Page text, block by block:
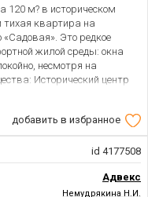
кто ищет просторное
самостоятельно
и стилю жизни.
планов.
будете в ней жить
120 м? в историческом
тихая квартира на
Это редкое
жилой среды: окна
несмотря на
Исторический центр
планировке
ценителей пространства
дома. Высокие потолки
светом. Горячее
Установлена газовая
добавить в избранное
id 4177508
Адвекс
Немудрякина Н.И.